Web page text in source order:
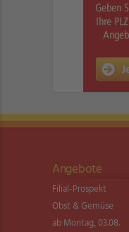
Angebote
Filial-Prospekt
Obst & Gemüse
ab Montag, 03.08.